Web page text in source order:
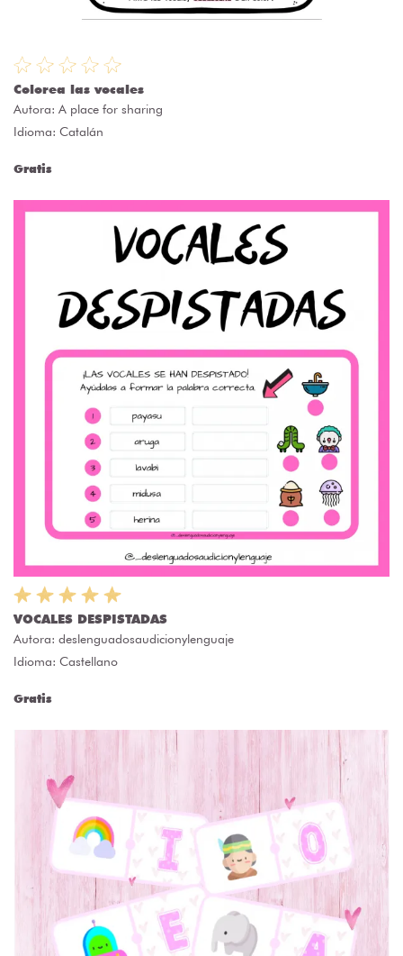
Colorea las vocales
Autora: A place for sharing
Idioma: Catalán
Gratis
VOCALES DESPISTADAS
Autora: deslenguadosaudicionylenguaje
Idioma: Castellano
Gratis